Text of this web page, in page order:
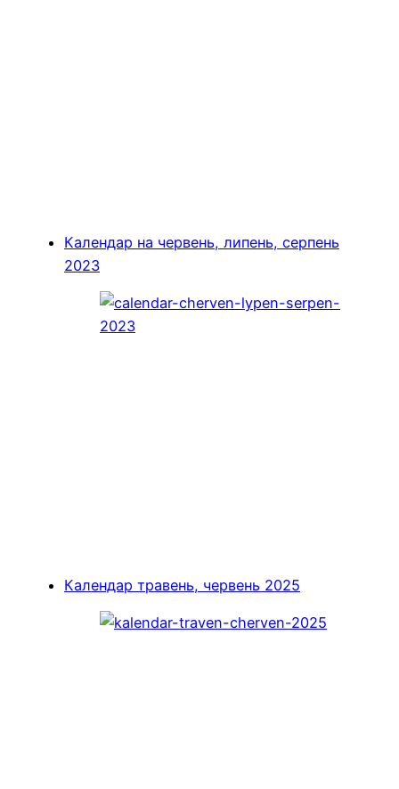
Календар на червень, липень, серпень
2023
Календар травень, червень 2025